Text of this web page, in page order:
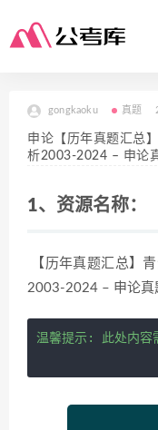
gongkaoku 真题
申论【历年真题汇总
析2003-2024 – 申论
1、资源名称：
【历年真题汇总】
2003-2024 – 申论真
温馨提示: 此处内容